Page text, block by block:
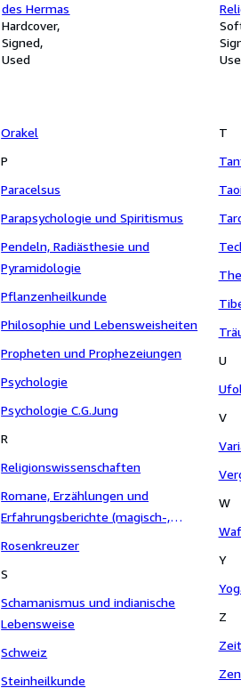
des Hermas
Hardcover
Signed
Used
Orakel
P
Paracelsus
Parapsychologie und Spiritismus
Pendeln, Radiästhesie und
Pyramidologie
Pflanzenheilkunde
Philosophie und Lebensweisheiten
Propheten und Prophezeiungen
Psychologie
Psychologie C.G.Jung
R
Religionswissenschaften
Romane, Erzählungen und
Erfahrungsberichte (magisch-,
okkulte Thematik)
Rosenkreuzer
S
Schamanismus und indianische
Lebensweise
Schweiz
Steinheilkunde
T
U
V
W
Y
Z